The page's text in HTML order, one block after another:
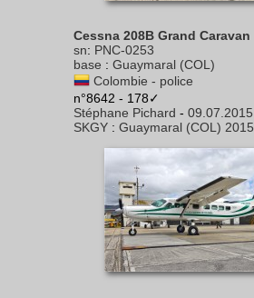
Cessna 208B Grand Caravan
sn: PNC-0253
base : Guaymaral (COL)
Colombie - police
n°8642 - 178✓
Stéphane Pichard - 09.07.2015
SKGY : Guaymaral (COL) 2015